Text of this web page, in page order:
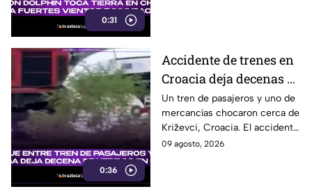
0:31
0:36
Accidente de trenes en
Croacia deja decenas de
heridos; seis están
graves
Un tren de pasajeros y uno de
mercancías chocaron cerca de
Križevci, Croacia. El accidente
dejó entre 20 y 25 heridos,
09 agosto, 2026